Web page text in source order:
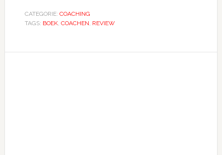
CATEGORIE: COACHING
TAGS: BOEK, COACHEN, REVIEW